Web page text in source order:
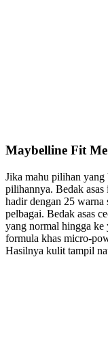
Maybelline Fit
Jika mahu pilihan yang
pilihannya. Bedak asas
hadir dengan 25
pelbagai. Bedak asas
yang normal hingga ke
formula khas micro-
Hasilnya kulit tampil